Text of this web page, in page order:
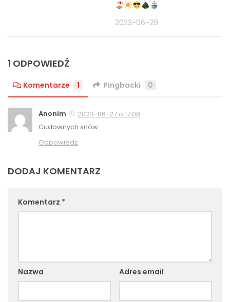
2023-06-29
1 ODPOWIEDŹ
Komentarze 1 Pingbacki 0
Anonim
2023-06-27 o 17:08
Cudownych snów
Odpowiedz
DODAJ KOMENTARZ
Komentarz *
Nazwa Adres email